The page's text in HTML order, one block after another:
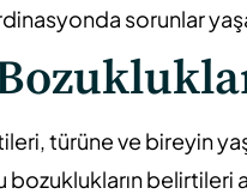
sorunlar
türüne ve bireyin
belirtileri